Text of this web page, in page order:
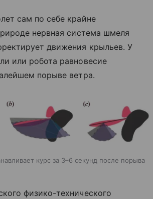
сам по себе крайне
нервная система шмеля
движения крыльев. У
или робота равновесие
порыве ветра.
курс за 3–6 секунд после порыва
физико-технического